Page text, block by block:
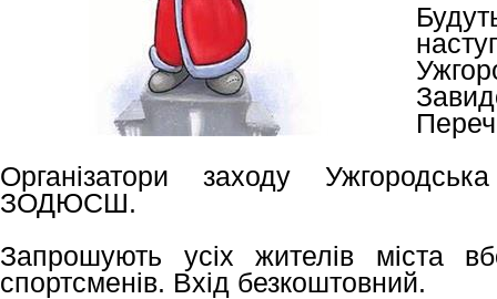
Організатори заходу
ЗОДЮСШ.
Запрошують усіх жителів міста
спортсменів. Вхід безкоштовний.